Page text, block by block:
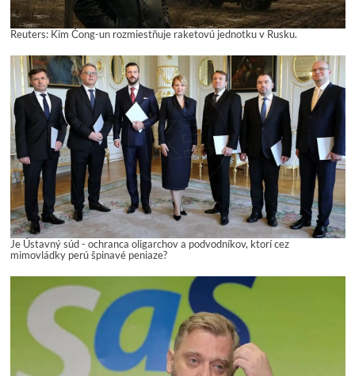
Reuters: Kim Čong-un rozmiestňuje raketovú jednotku v Rusku.
Je Ústavný súd - ochranca oligarchov a podvodníkov, ktorí cez
mimovládky perú špinavé peniaze?